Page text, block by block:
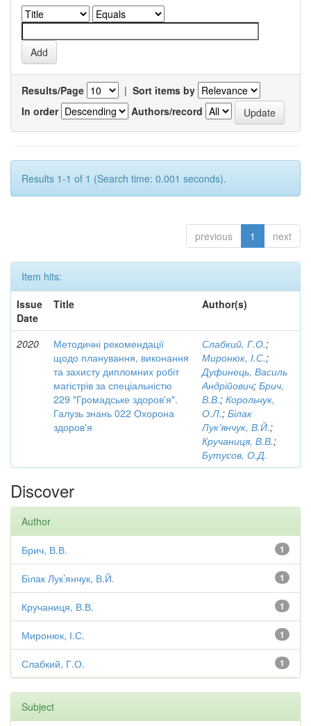
Results/Page | Sort items by
In order
Authors/record
Results 1-1 of 1 (Search time: 0.001 seconds).
previous 1 next
Item hits:
Issue
Date
Title Author(s)
2020
Методичні рекомендації
щодо планування, виконання
та захисту дипломних робіт
магістрів за спеціальністю
229 "Громадське здоров'я".
Галузь знань 022 Охорона
здоров'я
Слабкий, Г.О.;
Миронюк, І.С.;
Дуфинець, Василь
Андрійович; Брич,
В.В.; Корольчук,
О.Л.; Білак
Лук’янчук, В.Й.;
Кручаниця, В.В.;
Бутусов, О.Д.
Discover
Author
1
Брич, В.В.
1
Білак Лук’янчук, В.Й.
1
Кручаниця, В.В.
1
Миронюк, І.С.
1
Слабкий, Г.О.
Subject